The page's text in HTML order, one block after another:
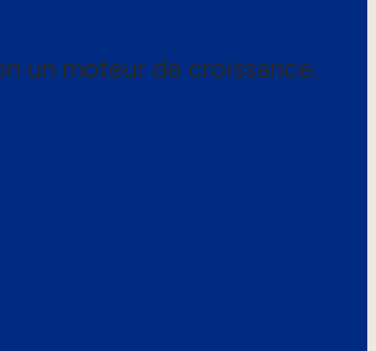
un moteur de croissance.